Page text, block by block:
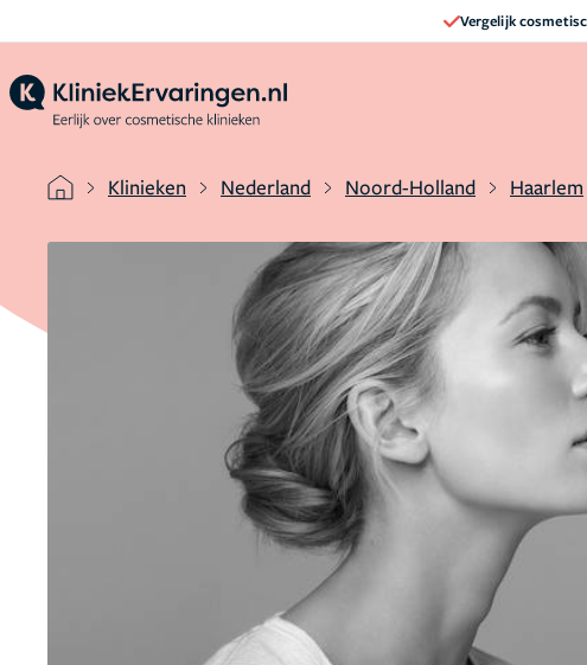
Vergelijk
Klinieken Nederland Noord-Holland Haarlem